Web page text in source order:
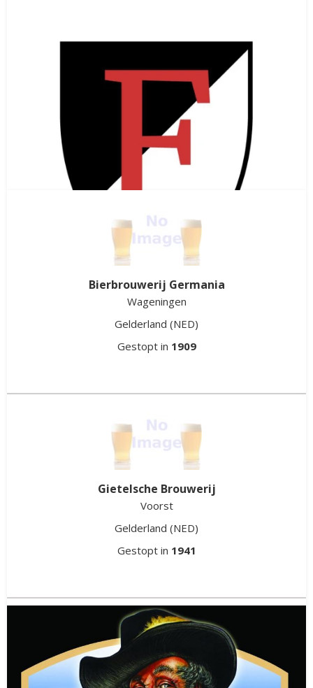
Fabel Bier
Arnhem
Gelderland (NED)
Bierbrouwerij Germania
Wageningen
Gelderland (NED)
Gestopt in 1909
Gietelsche Brouwerij
Voorst
Gelderland (NED)
Gestopt in 1941